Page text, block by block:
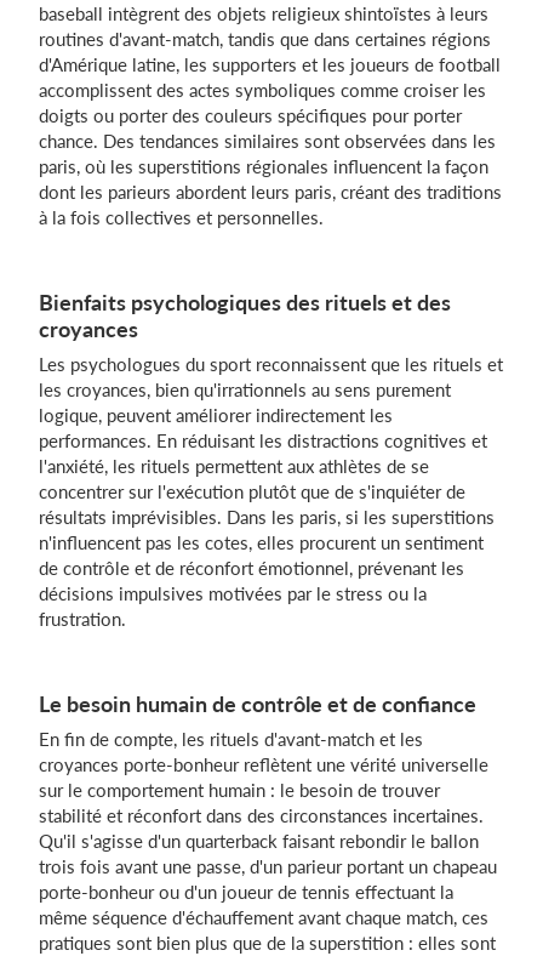
baseball intègrent des objets religieux shintoïstes à leurs
routines d'avant-match, tandis que dans certaines régions
d'Amérique latine, les supporters et les joueurs de football
accomplissent des actes symboliques comme croiser les
doigts ou porter des couleurs spécifiques pour porter
chance. Des tendances similaires sont observées dans les
paris, où les superstitions régionales influencent la façon
dont les parieurs abordent leurs paris, créant des traditions
à la fois collectives et personnelles.
Bienfaits psychologiques des rituels et des
croyances
Les psychologues du sport reconnaissent que les rituels et
les croyances, bien qu'irrationnels au sens purement
logique, peuvent améliorer indirectement les
performances. En réduisant les distractions cognitives et
l'anxiété, les rituels permettent aux athlètes de se
concentrer sur l'exécution plutôt que de s'inquiéter de
résultats imprévisibles. Dans les paris, si les superstitions
n'influencent pas les cotes, elles procurent un sentiment
de contrôle et de réconfort émotionnel, prévenant les
décisions impulsives motivées par le stress ou la
frustration.
Le besoin humain de contrôle et de confiance
En fin de compte, les rituels d'avant-match et les
croyances porte-bonheur reflètent une vérité universelle
sur le comportement humain : le besoin de trouver
stabilité et réconfort dans des circonstances incertaines.
Qu'il s'agisse d'un quarterback faisant rebondir le ballon
trois fois avant une passe, d'un parieur portant un chapeau
porte-bonheur ou d'un joueur de tennis effectuant la
même séquence d'échauffement avant chaque match, ces
pratiques sont bien plus que de la superstition : elles sont